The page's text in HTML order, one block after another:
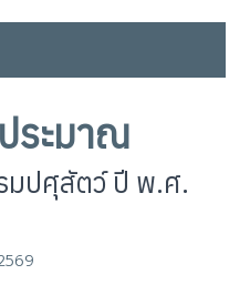
ระมาณ
มปศุสัตว์ ปี พ.ศ.